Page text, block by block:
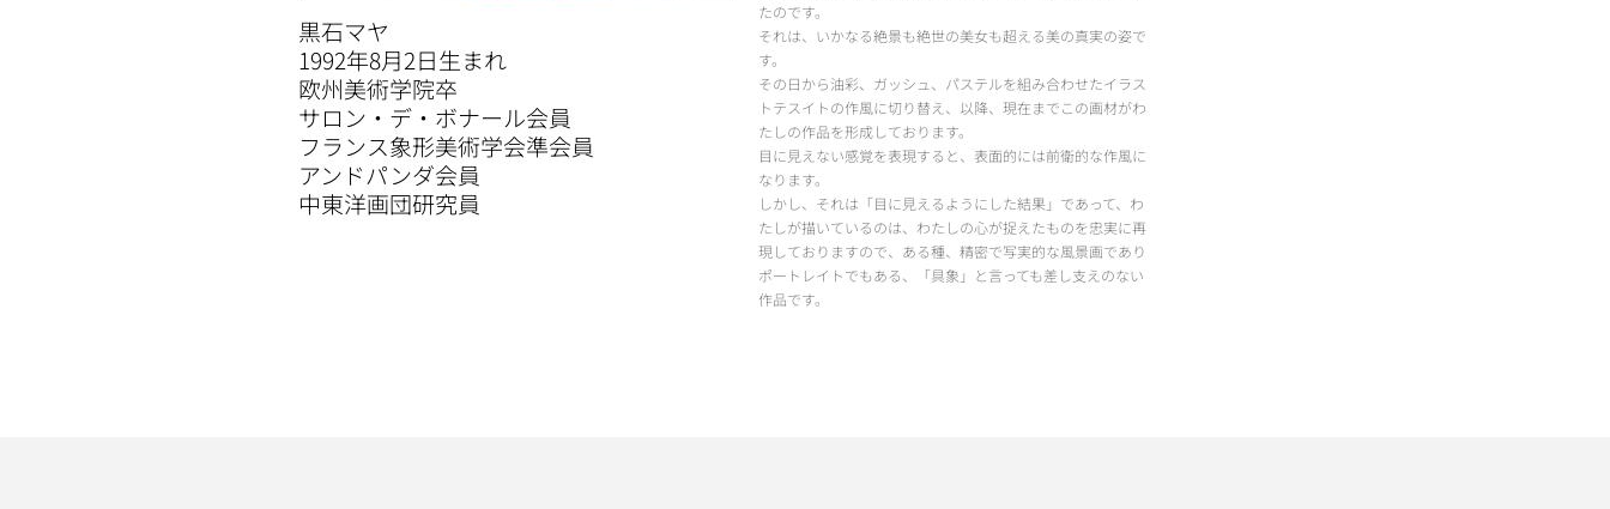
黒石マヤ
1992年8月2日生まれ
欧州美術学院卒
サロン・デ・ボナール会員
フランス象形美術学会準会員
アンドパンダ会員
中東洋画団研究員
たのです。
それは、いかなる絶景も絶世の美女も超える美の真実の姿で
す。
その日から油彩、ガッシュ、パステルを組み合わせたイラス
トテスイトの作風に切り替え、以降、現在までこの画材がわ
たしの作品を形成しております。
目に見えない感覚を表現すると、表面的には前衛的な作風に
なります。
しかし、それは「目に見えるようにした結果」であって、わ
たしが描いているのは、わたしの心が捉えたものを忠実に再
現しておりますので、ある種、精密で写実的な風景画であり
ポートレイトでもある、「具象」と言っても差し支えのない
作品です。